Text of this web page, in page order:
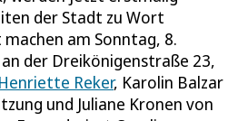
der Stadt zu Wort
am Sonntag, 8.
der Dreikönigenstraße 23,
Reker, Karolin Balzar
und Juliane Kronen von